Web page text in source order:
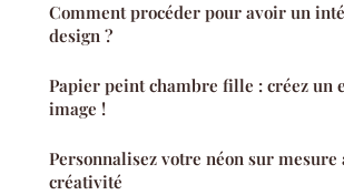
Comment procéder pour avoir un
design ?
Papier peint chambre fille : créez un
image !
Personnalisez votre néon sur mesure
créativité